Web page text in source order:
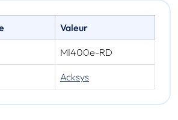
Valeur
MI400e-RD
Acksys